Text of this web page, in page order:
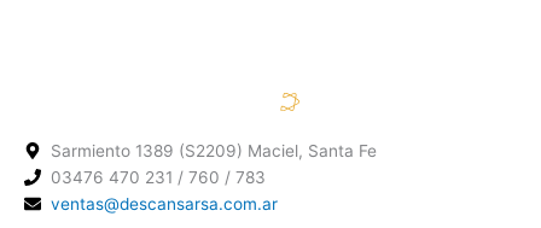
Sarmiento 1389 (S2209) Maciel, Santa Fe
03476 470 231 / 760 / 783
ventas@descansarsa.com.ar